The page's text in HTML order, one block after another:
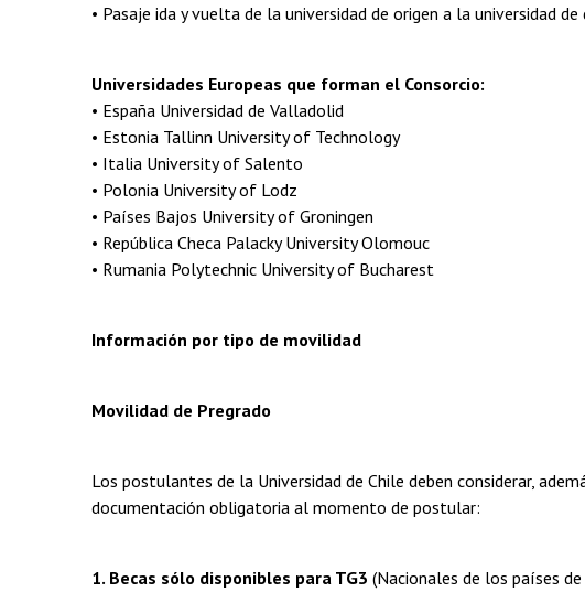
• Pasaje ida y vuelta de la universidad de origen a la universidad de
Universidades Europeas que forman el Consorcio:
• España Universidad de Valladolid
• Estonia Tallinn University of Technology
• Italia University of Salento
• Polonia University of Lodz
• Países Bajos University of Groningen
• República Checa Palacky University Olomouc
• Rumania Polytechnic University of Bucharest
Información por tipo de movilidad
Movilidad de Pregrado
Los postulantes de la Universidad de Chile deben considerar,
documentación obligatoria al momento de postular:
1. Becas sólo disponibles para TG3 (Nacionales de los países